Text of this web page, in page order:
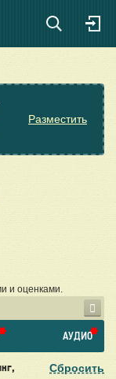
Разместить
и оценками.
АУДИО
Сбросить